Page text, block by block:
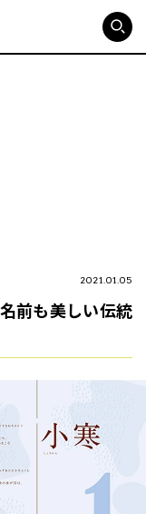
2021.01.05
前も美しい伝統